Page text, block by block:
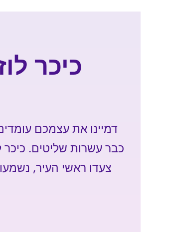
כיכר
דמיינו את עצמכם
כבר עשרות שליטים. כיכר
צעדו ראשי העיר,